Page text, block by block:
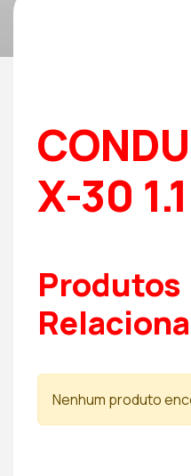
X-30
Produtos
Nenhum produto